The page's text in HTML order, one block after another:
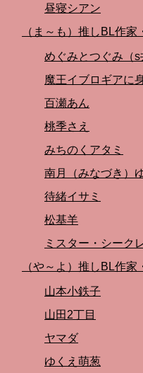
昼寝シアン
（ま～も）推しBL作
めぐみとつぐみ（s
魔王イブロギアに
百瀬あん
桃季さえ
みちのくアタミ
南月（みなづき）
待緒イサミ
松基羊
ミスター・シーク
（や～よ）推しBL作
山本小鉄子
山田2丁目
ヤマダ
ゆくえ萌葱